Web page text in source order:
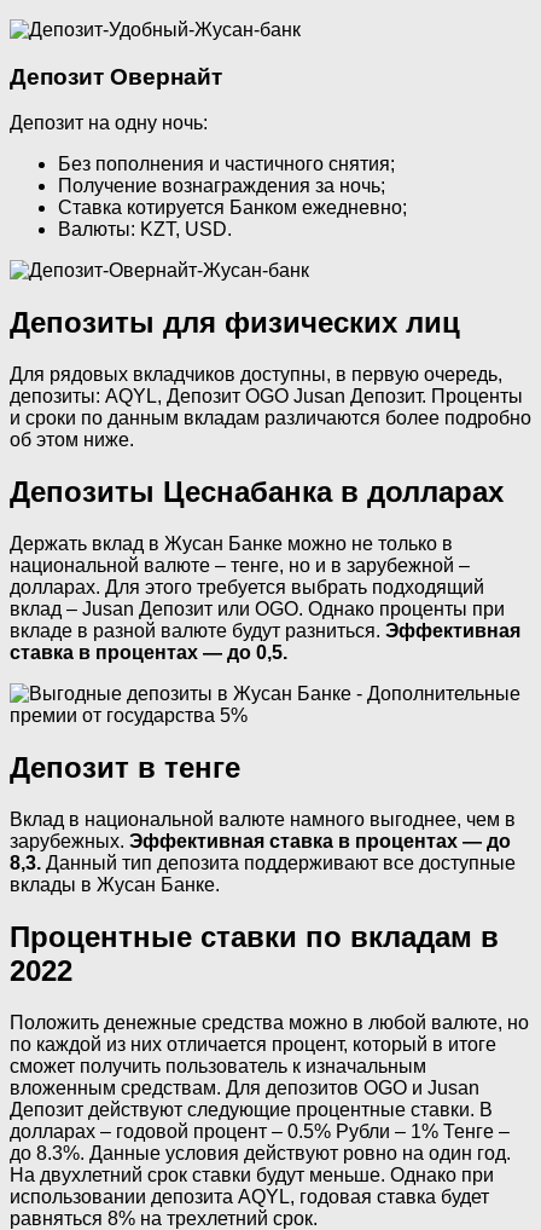
Депозит Овернайт
Депозит на одну ночь:
Без пополнения и частичного снятия;
Получение вознаграждения за ночь;
Ставка котируется Банком ежедневно;
Валюты: KZT, USD.
Депозиты для физических лиц
Для рядовых вкладчиков доступны, в первую очередь,
депозиты: AQYL, Депозит OGO Jusan Депозит. Проценты
и сроки по данным вкладам различаются более подробно
об этом ниже.
Депозиты Цеснабанка в долларах
Держать вклад в Жусан Банке можно не только в
национальной валюте – тенге, но и в зарубежной –
долларах. Для этого требуется выбрать подходящий
вклад – Jusan Депозит или OGO. Однако проценты при
вкладе в разной валюте будут разниться. Эффективная
ставка в процентах — до 0,5.
Депозит в тенге
Вклад в национальной валюте намного выгоднее, чем в
зарубежных. Эффективная ставка в процентах — до
8,3. Данный тип депозита поддерживают все доступные
вклады в Жусан Банке.
Процентные ставки по вкладам в
2022
Положить денежные средства можно в любой валюте, но
по каждой из них отличается процент, который в итоге
сможет получить пользователь к изначальным
вложенным средствам. Для депозитов OGO и Jusan
Депозит действуют следующие процентные ставки. В
долларах – годовой процент – 0.5% Рубли – 1% Тенге –
до 8.3%. Данные условия действуют ровно на один год.
На двухлетний срок ставки будут меньше. Однако при
использовании депозита AQYL, годовая ставка будет
равняться 8% на трехлетний срок.